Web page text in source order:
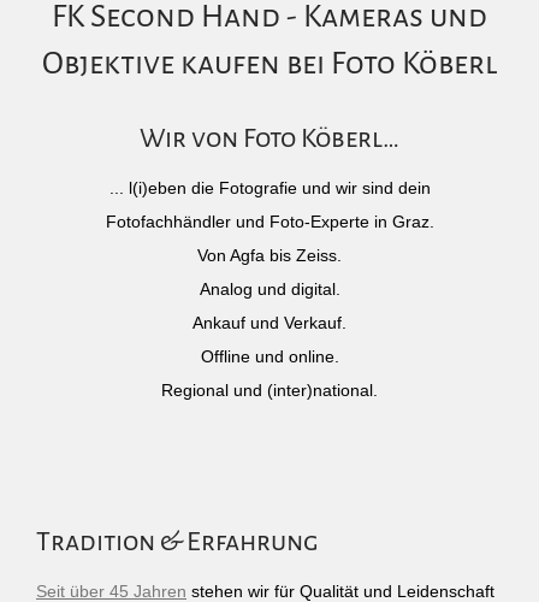
FK Second Hand - Kameras und
Objektive kaufen bei Foto Köberl
Wir von Foto Köberl…
... l(i)eben die Fotografie und wir sind dein
Fotofachhändler und Foto-Experte in Graz.
Von Agfa bis Zeiss.
Analog und digital.
Ankauf und Verkauf.
Offline und online.
Regional und (inter)national.
Tradition & Erfahrung
Seit über 45 Jahren stehen wir für Qualität und Leidenschaft